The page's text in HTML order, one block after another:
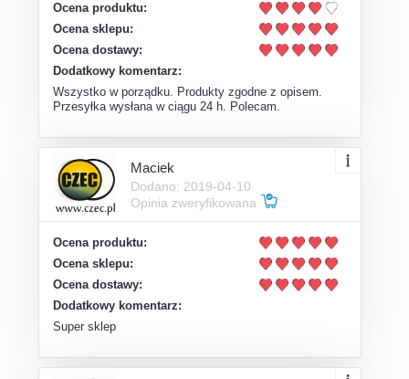
Ocena produktu:
Ocena sklepu:
Ocena dostawy:
Dodatkowy komentarz:
Wszystko w porządku. Produkty zgodne z opisem.
Przesyłka wysłana w ciągu 24 h. Polecam.
Maciek
Dodano: 2019-04-10
Opinia zweryfikowana
Ocena produktu:
Ocena sklepu:
Ocena dostawy:
Dodatkowy komentarz:
Super sklep